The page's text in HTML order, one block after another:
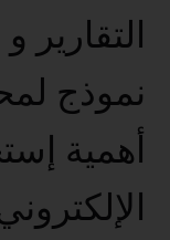
التقارير
نموذج
أهمية